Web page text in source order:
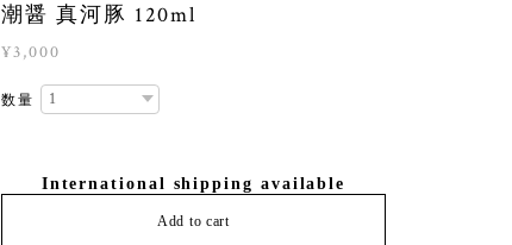
潮醤 真河豚 120ml
¥3,000
数量
International shipping available
Add to cart